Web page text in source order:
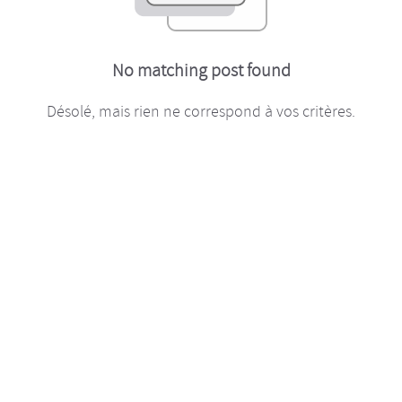
No matching post found
Désolé, mais rien ne correspond à vos critères.